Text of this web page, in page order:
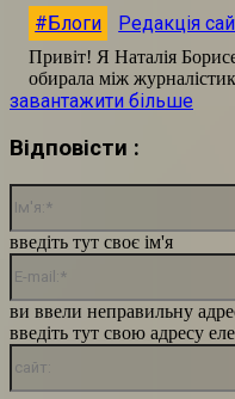
#Блоги Редакція
Привіт! Я Наталія
обирала між
завантажити більше
Відповісти :
введіть тут своє ім'я
ви ввели неправильну
введіть тут свою адресу